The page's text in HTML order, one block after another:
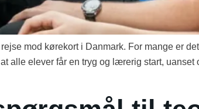
mod kørekort i Danmark. For mange er
alle elever får en tryg og lærerig start, uanset